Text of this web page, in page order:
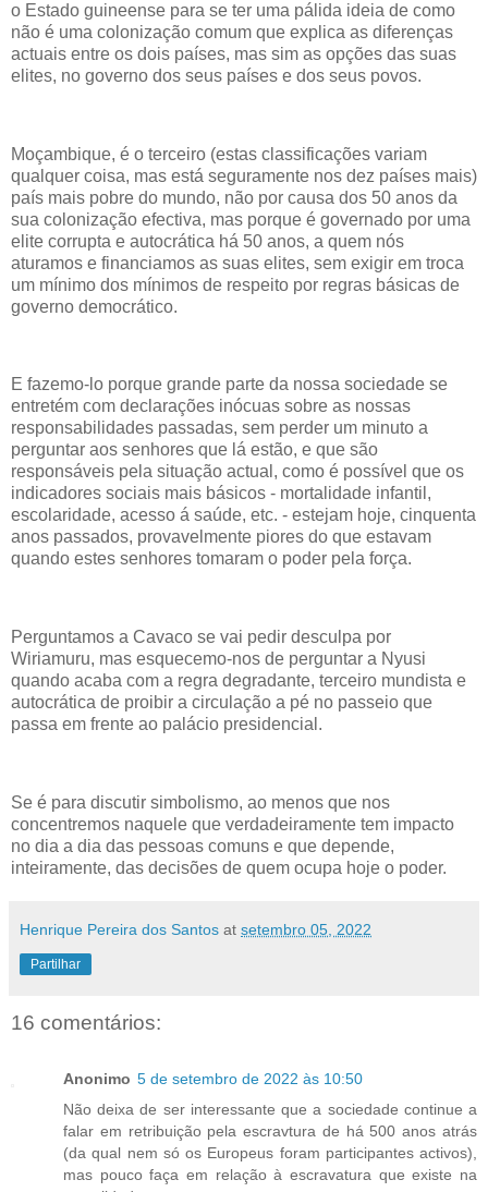
o Estado guineense para se ter uma pálida ideia de como
não é uma colonização comum que explica as diferenças
actuais entre os dois países, mas sim as opções das suas
elites, no governo dos seus países e dos seus povos.
Moçambique, é o terceiro (estas classificações variam
qualquer coisa, mas está seguramente nos dez países mais)
país mais pobre do mundo, não por causa dos 50 anos da
sua colonização efectiva, mas porque é governado por uma
elite corrupta e autocrática há 50 anos, a quem nós
aturamos e financiamos as suas elites, sem exigir em troca
um mínimo dos mínimos de respeito por regras básicas de
governo democrático.
E fazemo-lo porque grande parte da nossa sociedade se
entretém com declarações inócuas sobre as nossas
responsabilidades passadas, sem perder um minuto a
perguntar aos senhores que lá estão, e que são
responsáveis pela situação actual, como é possível que os
indicadores sociais mais básicos - mortalidade infantil,
escolaridade, acesso á saúde, etc. - estejam hoje, cinquenta
anos passados, provavelmente piores do que estavam
quando estes senhores tomaram o poder pela força.
Perguntamos a Cavaco se vai pedir desculpa por
Wiriamuru, mas esquecemo-nos de perguntar a Nyusi
quando acaba com a regra degradante, terceiro mundista e
autocrática de proibir a circulação a pé no passeio que
passa em frente ao palácio presidencial.
Se é para discutir simbolismo, ao menos que nos
concentremos naquele que verdadeiramente tem impacto
no dia a dia das pessoas comuns e que depende,
inteiramente, das decisões de quem ocupa hoje o poder.
Henrique Pereira dos Santos at setembro 05, 2022
Partilhar
16 comentários:
Anonimo 5 de setembro de 2022 às 10:50
Não deixa de ser interessante que a sociedade continue a
falar em retribuição pela escravtura de há 500 anos atrás
(da qual nem só os Europeus foram participantes activos),
mas pouco faça em relação à escravatura que existe na